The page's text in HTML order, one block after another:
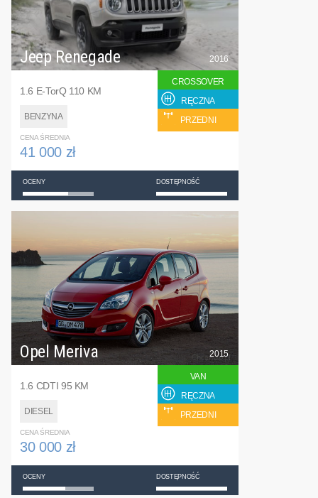
Jeep Renegade
1.6 E-TorQ 110 KM
BENZYNA
2016
CROSSOVER
RĘCZNA
PRZEDNI
CENA ŚREDNIA
41 000 zł
OCENY DOSTĘPNOŚĆ
Opel Meriva
1.6 CDTI 95 KM
DIESEL
2015
VAN
RĘCZNA
PRZEDNI
CENA ŚREDNIA
30 000 zł
OCENY DOSTĘPNOŚĆ